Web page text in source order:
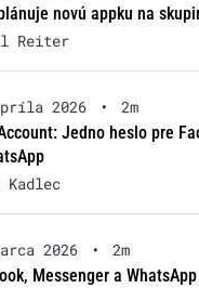
novú appku na
Reiter
2026 •
2m
Jedno heslo pre
Kadlec
2026 •
2m
Messenger a